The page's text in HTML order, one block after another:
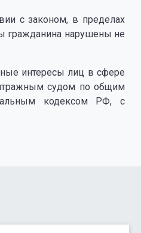
с законом, в пределах
гражданина нарушены не
интересы лиц в сфере
судом по общим
кодексом РФ, с